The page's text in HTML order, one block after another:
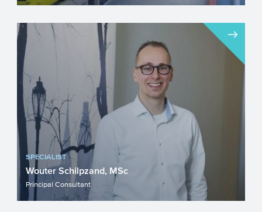
Na meer dan honderd jaar onstuimige
groei staat de Automotive sector voor een
aantal geweldige opgav...
SPECIALIST
Wouter Schilpzand, MSc
Principal Consultant